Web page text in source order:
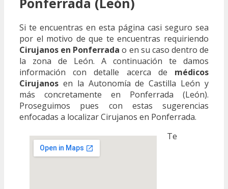
Si te encuentras en esta página casi seguro sea
por el motivo de que te encuentras requiriendo
Cirujanos en Ponferrada o en su caso dentro de
la zona de León. A continuación te damos
información con detalle acerca de médicos
Cirujanos en la Autonomía de Castilla León y
más concretamente en Ponferrada (León).
Proseguimos pues con estas sugerencias
enfocadas a localizar Cirujanos en Ponferrada.
Te